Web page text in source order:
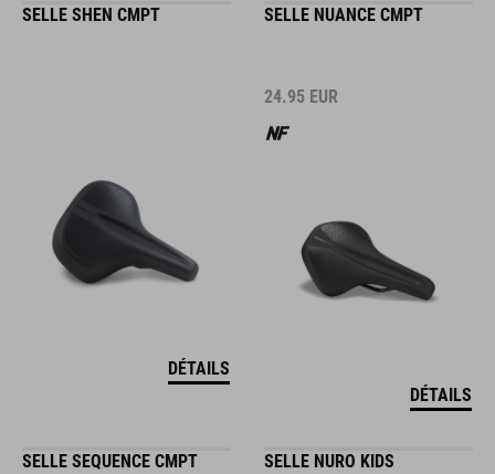
SELLE SHEN CMPT
DÉTAILS
SELLE NUANCE CMPT
24.95 EUR
DÉTAILS
SELLE SEQUENCE CMPT SELLE NURO KIDS